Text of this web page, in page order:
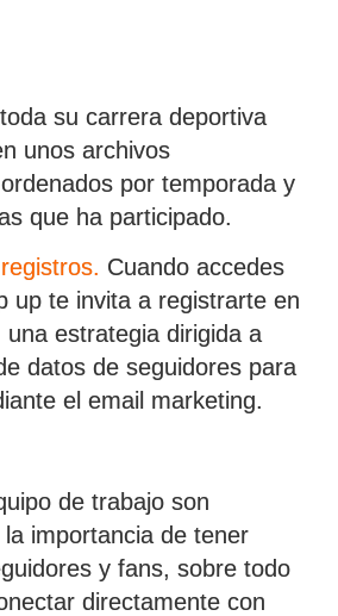
su carrera deportiva
unos archivos
por temporada y
que ha participado.
Cuando accedes
up te invita a registrarte en
una estrategia dirigida a
datos de seguidores para
el email marketing.
de trabajo son
importancia de tener
y fans, sobre todo
directamente con